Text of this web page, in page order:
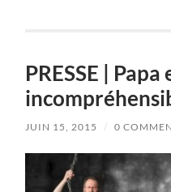
PRESSE | Papa
JUIN 15, 2015 / 0